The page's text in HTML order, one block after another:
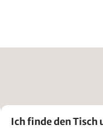
Ich finde den Tisch